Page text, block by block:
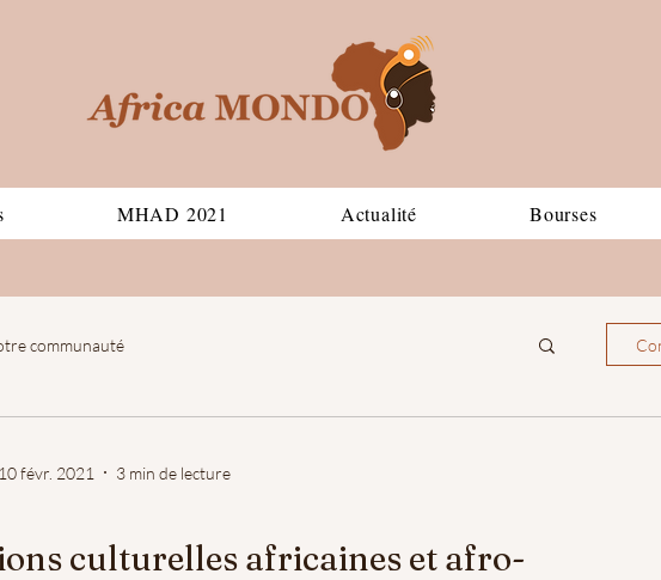
MHAD 2021 Actualité Bourses
communauté
10 févr. 2021 3 min de lecture
culturelles africaines et afro-